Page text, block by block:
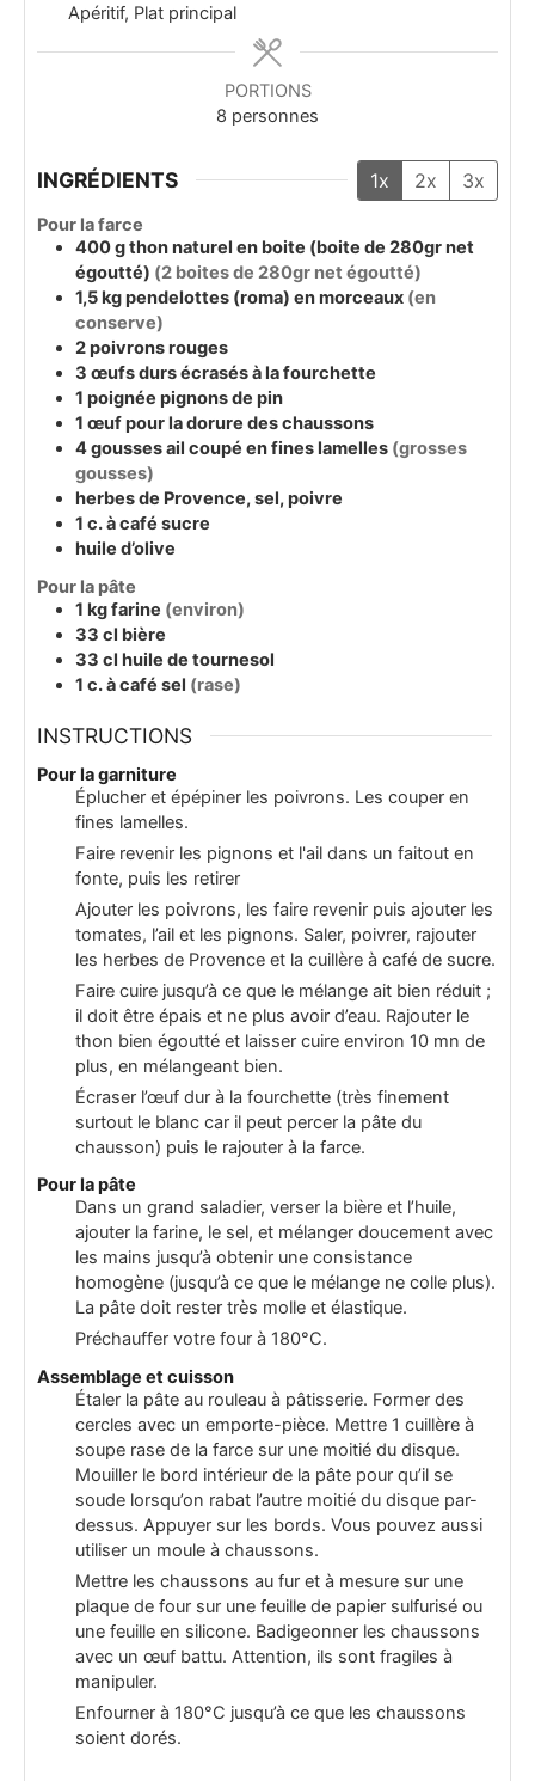
Apéritif, Plat principal
PORTIONS
8 personnes
INGRÉDIENTS 1x 2x 3x
Pour la farce
400gthon naturel en boite (boite de 280gr net
égoutté) (2 boites de 280gr net égoutté)
1,5kgpendelottes (roma) en morceaux (en
conserve)
2poivrons rouges
3 œufs durs écrasés à la fourchette
1 poignée pignons de pin
1 œuf pour la dorure des chaussons
4goussesail coupé en fines lamelles (grosses
gousses)
herbes de Provence, sel, poivre
1 c. à café sucre
huile d’olive
Pour la pâte
1 kgfarine (environ)
33 cl bière
33 cl huile de tournesol
1 c. à café sel (rase)
INSTRUCTIONS
Pour la garniture
Éplucher et épépiner les poivrons. Les couper en
fines lamelles.
Faire revenir les pignons et l'ail dans un faitout en
fonte, puis les retirer
Ajouter les poivrons, les faire revenir puis ajouter les
tomates, l’ail et les pignons. Saler, poivrer, rajouter
les herbes de Provence et la cuillère à café de sucre.
Faire cuire jusqu’à ce que le mélange ait bien réduit ;
il doit être épais et ne plus avoir d’eau. Rajouter le
thon bien égoutté et laisser cuire environ 10 mn de
plus, en mélangeant bien.
Écraser l’œuf dur à la fourchette (très finement
surtout le blanc car il peut percer la pâte du
chausson) puis le rajouter à la farce.
Pour la pâte
Dans un grand saladier, verser la bière et l’huile,
ajouter la farine, le sel, et mélanger doucement avec
les mains jusqu’à obtenir une consistance
homogène (jusqu’à ce que le mélange ne colle plus).
La pâte doit rester très molle et élastique.
Préchauffer votre four à 180°C.
Assemblage et cuisson
Étaler la pâte au rouleau à pâtisserie. Former des
cercles avec un emporte-pièce. Mettre 1 cuillère à
soupe rase de la farce sur une moitié du disque.
Mouiller le bord intérieur de la pâte pour qu’il se
soude lorsqu’on rabat l’autre moitié du disque par-
dessus. Appuyer sur les bords. Vous pouvez aussi
utiliser un moule à chaussons.
Mettre les chaussons au fur et à mesure sur une
plaque de four sur une feuille de papier sulfurisé ou
une feuille en silicone. Badigeonner les chaussons
avec un œuf battu. Attention, ils sont fragiles à
manipuler.
Enfourner à 180°C jusqu’à ce que les chaussons
soient dorés.